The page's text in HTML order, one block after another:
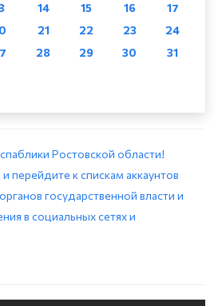
14 15 16
17
21 22 23
24
28 29 30 31
Ростовской области!
перейдите к спискам аккаунтов
государственной власти и
в социальных сетях и